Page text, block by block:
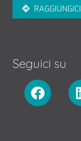
RAGGIUNGICI
Seguici su